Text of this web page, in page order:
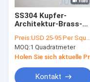
SS304 Kupfer-
Architektur-Brass-
Vorhangwand
Preis:USD 25-95 Per Square Meter
MOQ:1 Quadratmeter
Holen Sie sich aktuelle
Kontakt